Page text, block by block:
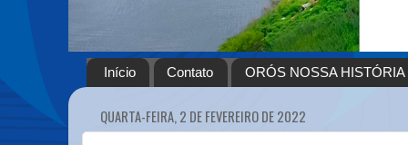
Início Contato ORÓS NOSSA HISTÓRIA
QUARTA-FEIRA, 2 DE FEVEREIRO DE 2022